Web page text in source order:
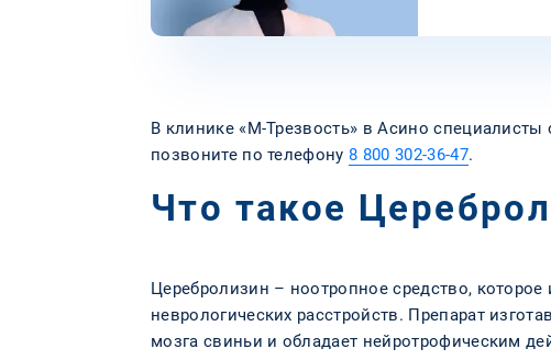
В клинике «‎М-Трезвость» в Асино
позвоните по телефону 8 800 302-36-47.
Что такое
Церебролизин – ноотропное средство, которое
неврологических расстройств. Препарат
мозга свиньи и обладает нейротрофическим